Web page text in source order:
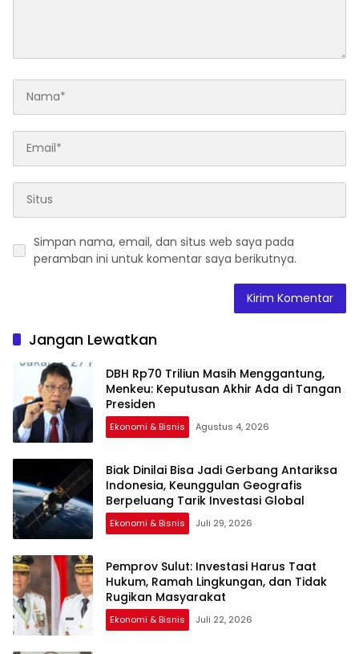
Simpan nama, email, dan situs web saya pada
peramban ini untuk komentar saya berikutnya.
Jangan Lewatkan
DBH Rp70 Triliun Masih Menggantung,
Menkeu: Keputusan Akhir Ada di Tangan
Presiden
Ekonomi & Bisnis Agustus 4, 2026
Biak Dinilai Bisa Jadi Gerbang Antariksa
Indonesia, Keunggulan Geografis
Berpeluang Tarik Investasi Global
Ekonomi & Bisnis Juli 29, 2026
Pemprov Sulut: Investasi Harus Taat
Hukum, Ramah Lingkungan, dan Tidak
Rugikan Masyarakat
Ekonomi & Bisnis Juli 22, 2026